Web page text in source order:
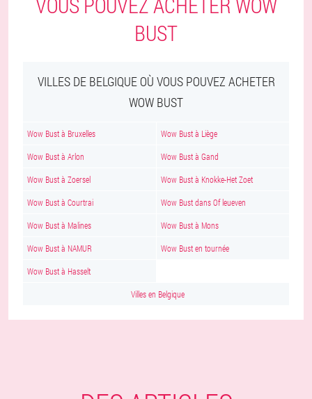
BUST
VILLES DE BELGIQUE OÙ VOUS POUVEZ ACHETER
WOW BUST
Wow Bust à Bruxelles Wow Bust à Liège
Wow Bust à Arlon Wow Bust à Gand
Wow Bust à Zoersel Wow Bust à Knokke-Het Zoet
Wow Bust à Courtrai Wow Bust dans Of leueven
Wow Bust à Malines Wow Bust à Mons
Wow Bust à NAMUR Wow Bust en tournée
Wow Bust à Hasselt
Villes en Belgique